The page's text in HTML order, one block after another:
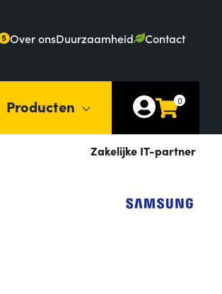
5 Over onsDuurzaamheid Contact
Producten 0
Zakelijke IT-partner